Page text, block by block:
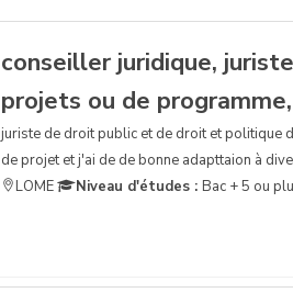
conseiller juridique,
projets ou de programme,
juriste de droit public et de droit et politique
de projet et j'ai de de bonne adapttaion à
LOME
Niveau d'études : Bac + 5 ou